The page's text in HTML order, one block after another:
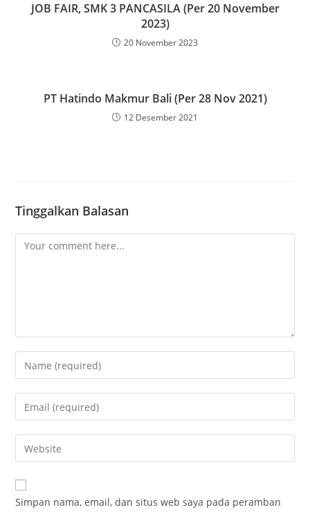
JOB FAIR, SMK 3 PANCASILA (Per 20 November
2023)
20 November 2023
PT Hatindo Makmur Bali (Per 28 Nov 2021)
12 Desember 2021
Tinggalkan Balasan
Simpan nama, email, dan situs web saya pada peramban